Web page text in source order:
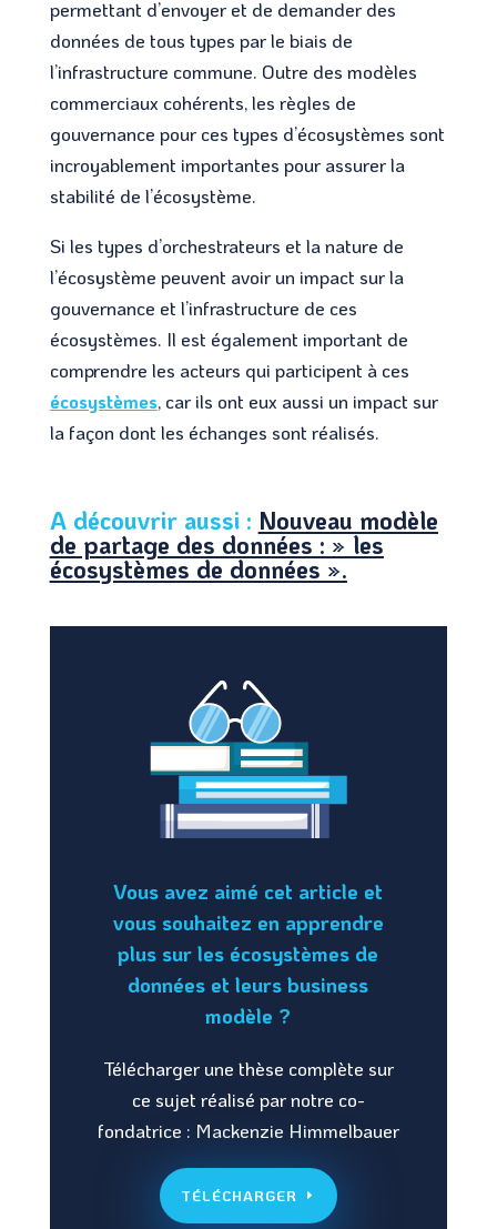
permettant d’envoyer et de demander des
données de tous types par le biais de
l’infrastructure commune. Outre des modèles
commerciaux cohérents, les règles de
gouvernance pour ces types d’écosystèmes sont
incroyablement importantes pour assurer la
stabilité de l’écosystème.
Si les types d’orchestrateurs et la nature de
l’écosystème peuvent avoir un impact sur la
gouvernance et l’infrastructure de ces
écosystèmes. Il est également important de
comprendre les acteurs qui participent à ces
écosystèmes, car ils ont eux aussi un impact sur
la façon dont les échanges sont réalisés.
A découvrir aussi : Nouveau modèle
de partage des données : » les
écosystèmes de données ».
Vous avez aimé cet article et
vous souhaitez en apprendre
plus sur les écosystèmes de
données et leurs business
modèle ?
Télécharger une thèse complète sur
ce sujet réalisé par notre co-
fondatrice : Mackenzie Himmelbauer
TÉLÉCHARGER